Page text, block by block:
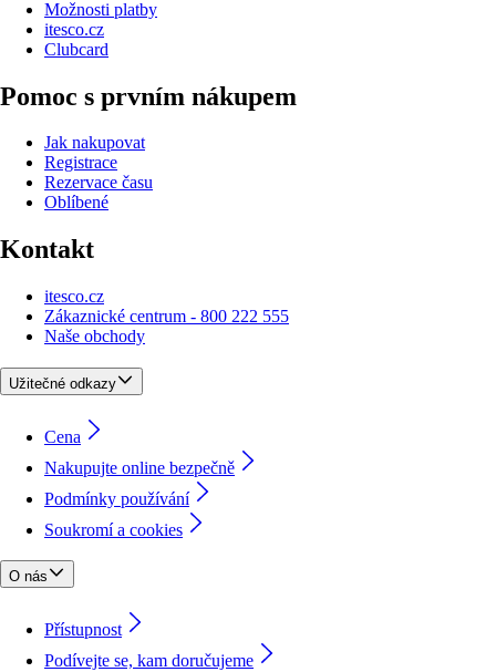
Možnosti platby
itesco.cz
Clubcard
Pomoc s prvním nákupem
Jak nakupovat
Registrace
Rezervace času
Oblíbené
Kontakt
itesco.cz
Zákaznické centrum - 800 222 555
Naše obchody
Užitečné odkazy
Cena
Nakupujte online bezpečně
Podmínky používání
Soukromí a cookies
O nás
Přístupnost
Podívejte se, kam doručujeme